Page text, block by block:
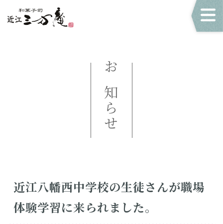
お知らせ
近江八幡西中学校の生徒さんが職場
体験学習に来られました。